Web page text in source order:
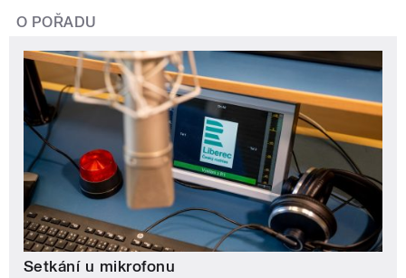
O POŘADU
Setkání u mikrofonu